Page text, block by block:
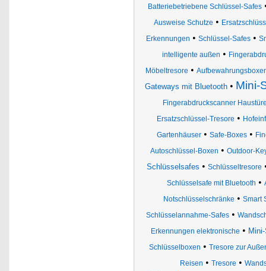
Batteriebetriebene Schlüssel-Safes
Ausweise Schutze •
Erkennungen • Schlüssel-Safes•
intelligente außen •
Möbeltresore •
Gateways mit Bluetooth • Mini-
Fingerabdruckscanner
Ersatzschlüssel-Tresore •
Gartenhäuser • Safe-Boxes •
Autoschlüssel-Boxen • Outdoor-
Schlüsselsafes • Schlüsseltresore
Schlüsselsafe mit Bluetooth •
Notschlüsselschränke • Smart
Schlüsselannahme-Safes•
Erkennungen elektronische •
Schlüsselboxen • Tresore zur
Reisen • Tresore •